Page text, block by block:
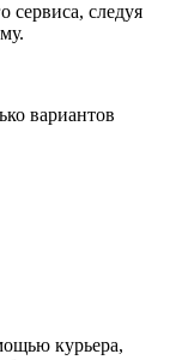
сервиса, следуя
вариантов
курьера,